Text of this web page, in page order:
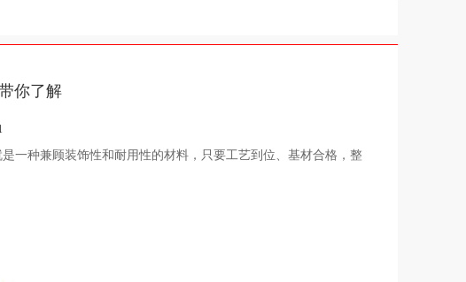
你了解
一种兼顾装饰性和耐用性的材料，只要工艺到位、基材合格，整